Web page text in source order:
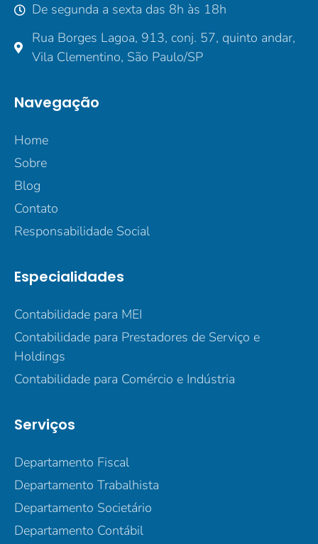
De segunda a sexta das 8h às 18h
Rua Borges Lagoa, 913, conj. 57, quinto andar,
Vila Clementino, São Paulo/SP
Navegação
Home
Sobre
Blog
Contato
Responsabilidade Social
Especialidades
Contabilidade para MEI
Contabilidade para Prestadores de Serviço e
Holdings
Contabilidade para Comércio e Indústria
Serviços
Departamento Fiscal
Departamento Trabalhista
Departamento Societário
Departamento Contábil